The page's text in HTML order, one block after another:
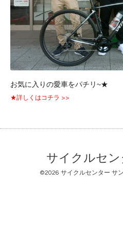
お気に入りの愛車をパチリ~★
★詳しくはコチラ >>
サイクルセン
©2026 サイクルセンター サ